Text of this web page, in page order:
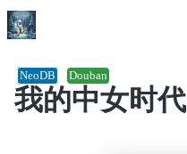
我的中女时代
NeoDB Douban